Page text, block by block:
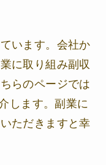
います。会社か
に取り組み副収
らのページでは
します。副業に
ただきますと幸